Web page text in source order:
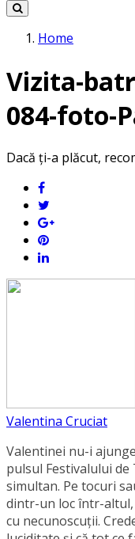
Home
Vizita-
084-foto-
Dacă ți-a plăcut,
Valentina Cruciat
Valentinei nu-i
pulsul Festivalului
simultan. Pe tocuri
dintr-un loc într-
cu necunoscuții.